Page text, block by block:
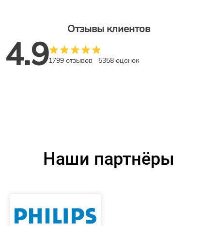
Отзывы клиентов
4.91799 отзывов 5358 оценок
Наши партнёры